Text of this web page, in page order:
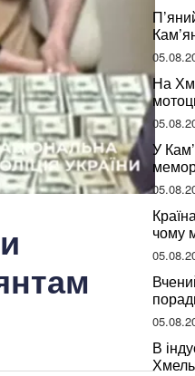
На
У
чому
В